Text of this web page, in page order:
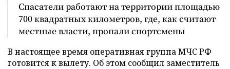
Спасатели работают на территории площадью
700 квадратных километров, где, как считают
местные власти, пропали спортсмены
В настоящее время оперативная группа МЧС РФ
готовится к вылету. Об этом сообщил заместитель